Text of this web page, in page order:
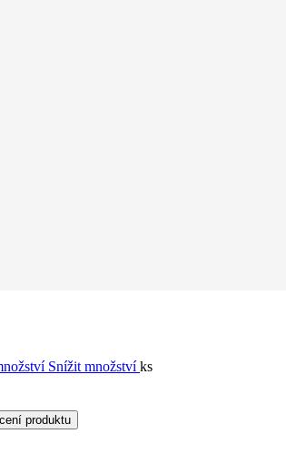
Snížit množstvíks
produktu